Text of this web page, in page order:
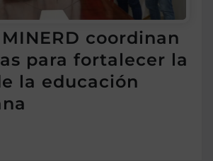
coordinan
para fortalecer la
la educación